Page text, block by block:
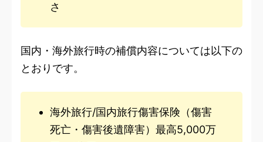
さ
国内・海外旅行時の補償内容については以下の
とおりです。
海外旅行/国内旅行傷害保険（傷害
死亡・傷害後遺障害）最高5,000万